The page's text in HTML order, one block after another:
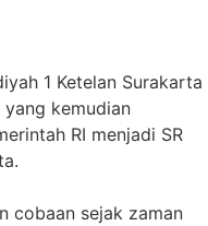
1 Ketelan Surakarta
yang kemudian
RI menjadi SR
cobaan sejak zaman